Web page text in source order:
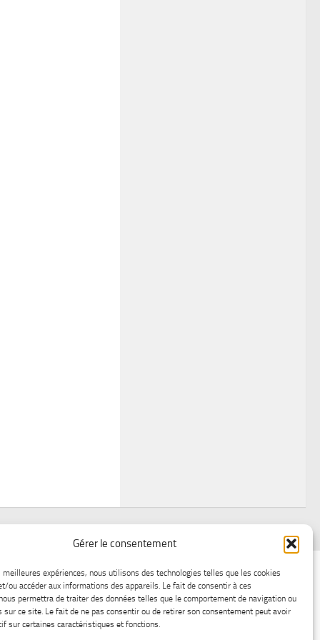
Gérer le consentement
expériences, nous utilisons des technologies telles que les cookies
ou accéder aux informations des appareils. Le fait de consentir à ces
permettra de traiter des données telles que le comportement de navigation ou
sur ce site. Le fait de ne pas consentir ou de retirer son consentement peut avoir
sur certaines caractéristiques et fonctions.
nous Lac-Saint-Jean glace Boutique en ligne